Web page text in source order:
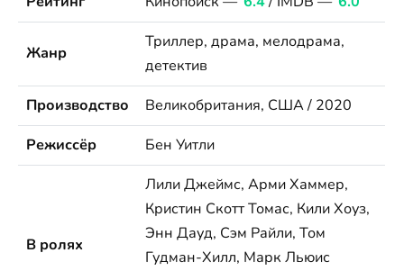
Жанр
Триллер, драма, мелодрама,
детектив
Производство
Великобритания, США / 2020
Режиссёр
Бен Уитли
В ролях
Лили Джеймс, Арми Хаммер,
Кристин Скотт Томас, Кили Хоуз,
Энн Дауд, Сэм Райли, Том
Гудман-Хилл, Марк Льюис